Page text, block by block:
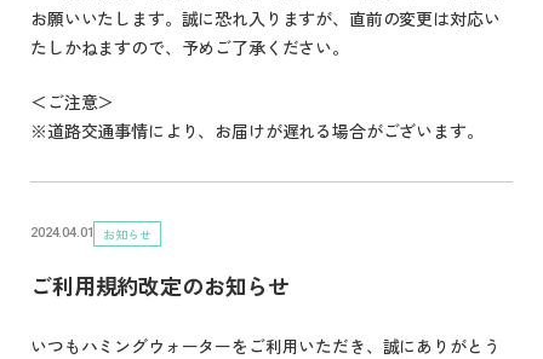
お願いいたします。誠に恐れ入りますが、直前の変更は対応い
たしかねますので、予めご了承ください。
＜ご注意＞
※道路交通事情により、お届けが遅れる場合がございます。
ご利用規約改定のお知らせ
2024.04.01 お知らせ
いつもハミングウォーターをご利用いただき、誠にありがとう